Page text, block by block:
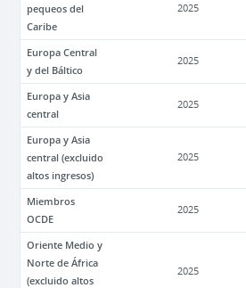
pequeos del
Caribe
2025
Europa Central
y del Báltico
2025
Europa y Asia
central
2025
Europa y Asia
central (excluido
altos ingresos)
2025
Miembros
OCDE
2025
Oriente Medio y
Norte de África
(excluido altos
2025